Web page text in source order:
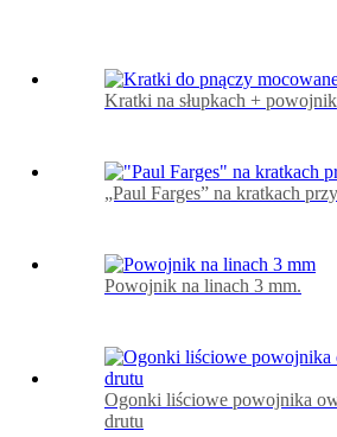
Kratki na słupkach + powojnik
„Paul Farges” na kratkach
Powojnik na linach 3 mm.
Ogonki liściowe powojnika
drutu